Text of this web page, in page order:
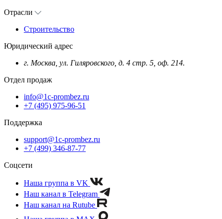
Отрасли
Строительство
Юридический адрес
г. Москва, ул. Гиляровского, д. 4 стр. 5, оф. 214.
Отдел продаж
info@1c-prombez.ru
+7 (495) 975-96-51
Поддержка
support@1c-prombez.ru
+7 (499) 346-87-77
Соцсети
Наша группа в VK
Наш канал в Telegram
Наш канал на Rutube